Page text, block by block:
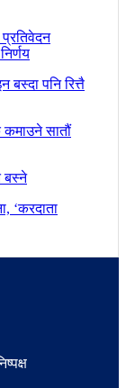
प्रतिवेदन
पनि रित्तै
कमाउने सातौं
बस्ने
‘करदाता